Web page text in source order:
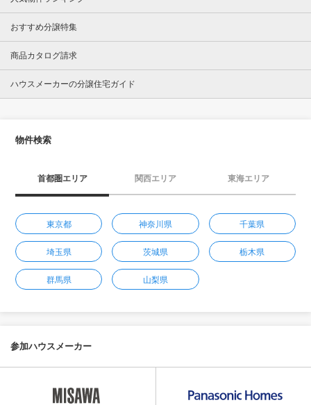
おすすめ分譲特集
商品カタログ請求
ハウスメーカーの分譲住宅ガイド
物件検索
首都圏エリア 関西エリア 東海エリア
東京都 神奈川県 千葉県
埼玉県 茨城県 栃木県
群馬県 山梨県
参加ハウスメーカー